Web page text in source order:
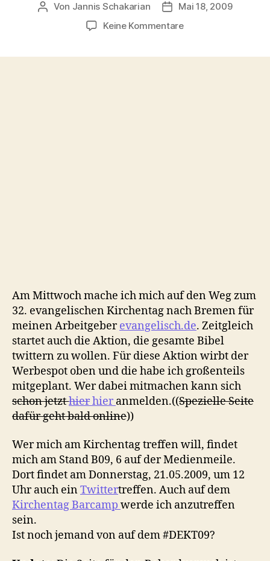
Beitragsautor
Von Jannis Schakarian
Mai 18, 2009
Keine Kommentarezu
Am Mittwoch mache ich mich auf den Weg zum
32. evangelischen Kirchentag nach Bremen für
meinen Arbeitgeberevangelisch.de. Zeitgleich
startet auch die Aktion, die gesamte Bibel
twittern zu wollen. Für diese Aktion wirbt der
Werbespot oben und die habe ich großenteils
mitgeplant. Wer dabei mitmachen kann sich
schon jetzthierhier anmelden.((Spezielle Seite
dafür geht bald online))
Wer mich am Kirchentag treffen will, findet
mich am Stand B09, 6 auf der Medienmeile.
Dort findet am Donnerstag, 21.05.2009, um 12
Uhr auch einTwittertreffen. Auch auf dem
Kirchentag Barcamp werde ich anzutreffen
sein.
Ist noch jemand von auf dem #DEKT09?